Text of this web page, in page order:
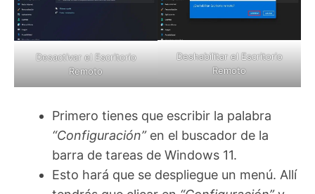
Desactivar el Escritorio
Remoto
Deshabilitar el Escritorio
Remoto
Primero tienes que escribir la palabra
“Configuración”en el buscador de la
barra de tareas de Windows 11.
Esto hará que se despliegue un menú. Allí